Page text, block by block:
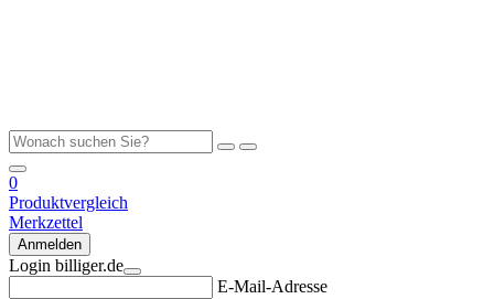
0
Produktvergleich
Merkzettel
Anmelden
Login billiger.de
E-Mail-Adresse